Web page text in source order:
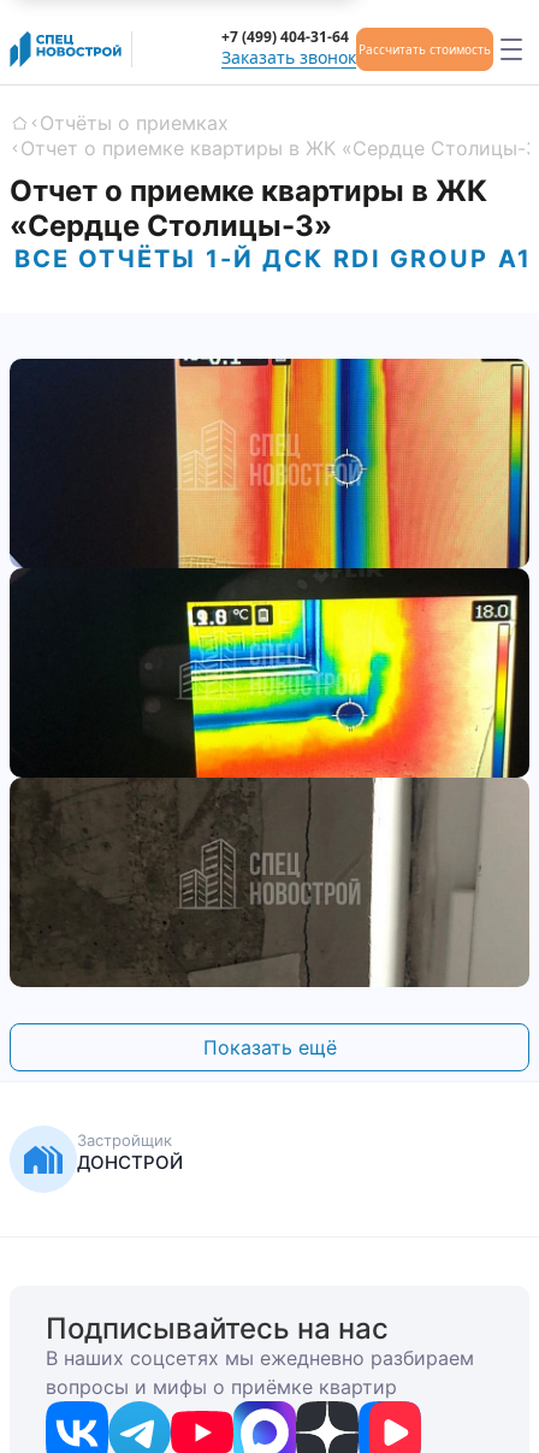
Заказать звонок
+7 (499) 404-31-64
Рассчитать стоимость
Главная
Отчёты о приемках
Отчет о приемке квартиры в ЖК «Сердце Столицы-
Отчет о приемке квартиры в ЖК
«Сердце Столицы-3»
ВСЕ ОТЧЁТЫ 1-Й ДСК RDI GROUP
Показать ещё
Застройщик
ДОНСТРОЙ
Подписывайтесь на нас
В наших соцсетях мы ежедневно разбираем
вопросы и мифы о приёмке квартир